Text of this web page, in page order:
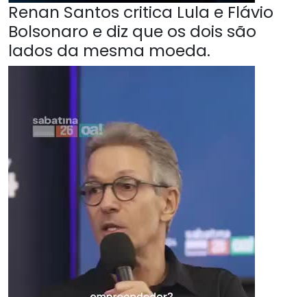
Renan Santos critica Lula e Flávio
Bolsonaro e diz que os dois são
lados da mesma moeda.